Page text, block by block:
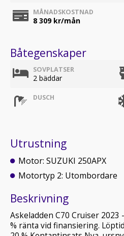
MÅNADSKOSTNAD
8 309kr/mån
Båtegenskaper
SOVPLATSER
2 bäddar
DUSCH
Utrustning
Motor: SUZUKI 250APX
Motortyp 2: Utombordare
Beskrivning
Askeladden C70 Cruiser 2023
% ränta vid finansiering.